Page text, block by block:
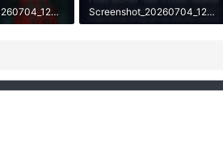
Screenshot_20260704_124822_IptvBox.webp
Screenshot_20260704_124826_IptvBox.webp